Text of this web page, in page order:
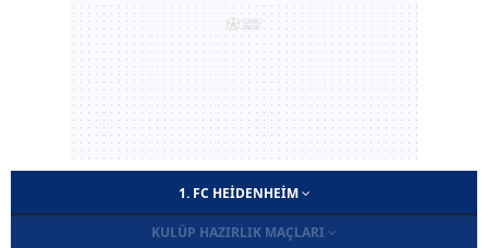
1. FC HEIDENHEIM
KULÜP HAZIRLIK MAÇLARI